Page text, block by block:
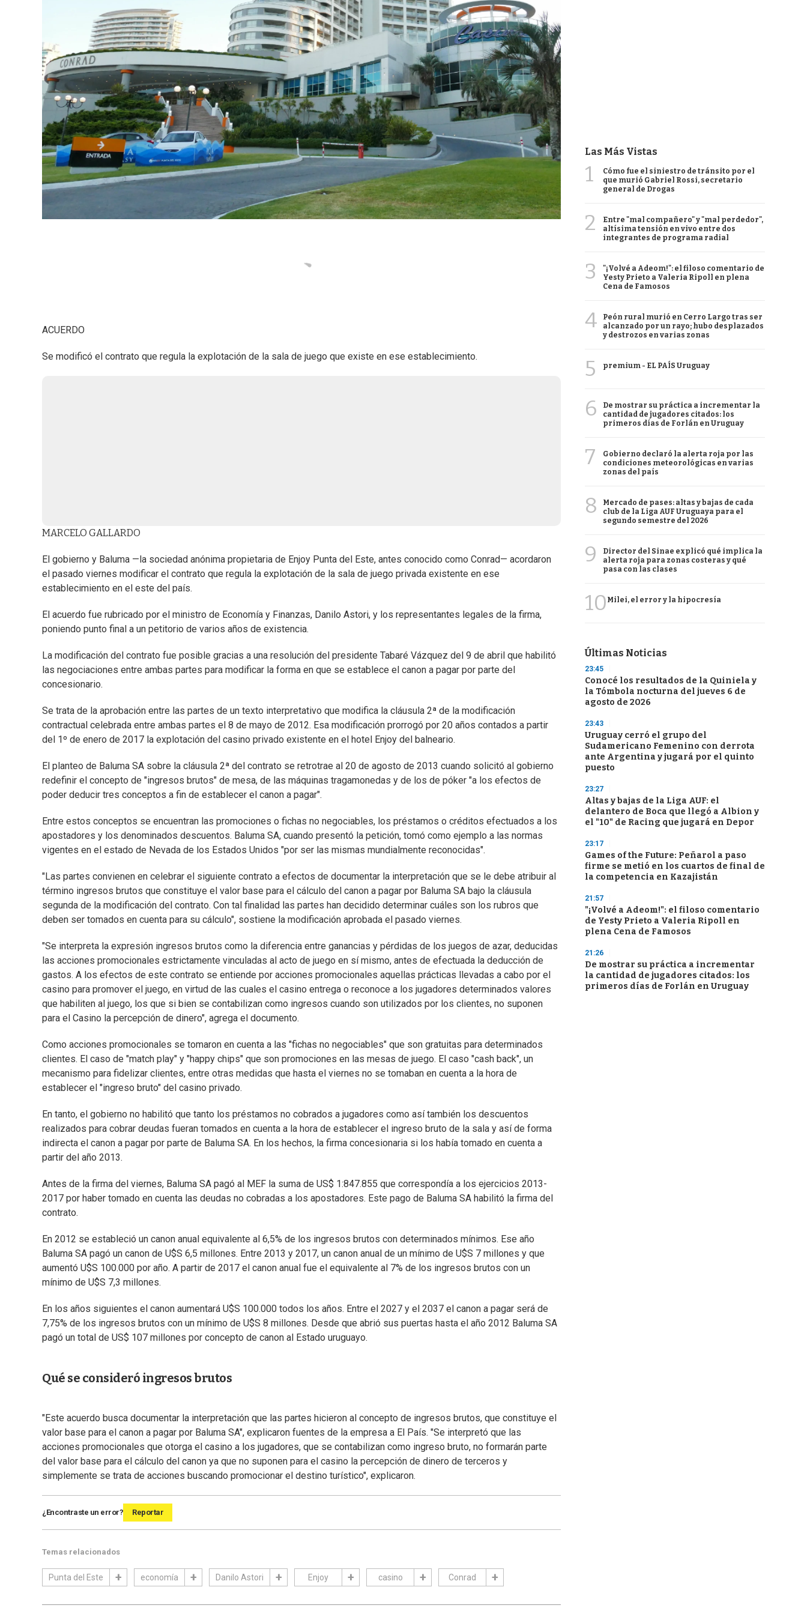
ACUERDO
Se modificó el contrato que regula la explotación de la sala de juego que existe en ese establecimiento.
MARCELO GALLARDO
El gobierno y Baluma —la sociedad anónima propietaria de Enjoy Punta del Este, antes conocido como Conrad— acordaron
el pasado viernes modificar el contrato que regula la explotación de la sala de juego privada existente en ese
establecimiento en el este del país.
El acuerdo fue rubricado por el ministro de Economía y Finanzas, Danilo Astori, y los representantes legales de la firma,
poniendo punto final a un petitorio de varios años de existencia.
La modificación del contrato fue posible gracias a una resolución del presidente Tabaré Vázquez del 9 de abril que habilitó
las negociaciones entre ambas partes para modificar la forma en que se establece el canon a pagar por parte del
concesionario.
Se trata de la aprobación entre las partes de un texto interpretativo que modifica la cláusula 2ª de la modificación
contractual celebrada entre ambas partes el 8 de mayo de 2012. Esa modificación prorrogó por 20 años contados a partir
del 1º de enero de 2017 la explotación del casino privado existente en el hotel Enjoy del balneario.
El planteo de Baluma SA sobre la cláusula 2ª del contrato se retrotrae al 20 de agosto de 2013 cuando solicitó al gobierno
redefinir el concepto de "ingresos brutos" de mesa, de las máquinas tragamonedas y de los de póker "a los efectos de
poder deducir tres conceptos a fin de establecer el canon a pagar".
Entre estos conceptos se encuentran las promociones o fichas no negociables, los préstamos o créditos efectuados a los
apostadores y los denominados descuentos. Baluma SA, cuando presentó la petición, tomó como ejemplo a las normas
vigentes en el estado de Nevada de los Estados Unidos "por ser las mismas mundialmente reconocidas".
"Las partes convienen en celebrar el siguiente contrato a efectos de documentar la interpretación que se le debe atribuir al
término ingresos brutos que constituye el valor base para el cálculo del canon a pagar por Baluma SA bajo la cláusula
segunda de la modificación del contrato. Con tal finalidad las partes han decidido determinar cuáles son los rubros que
deben ser tomados en cuenta para su cálculo", sostiene la modificación aprobada el pasado viernes.
"Se interpreta la expresión ingresos brutos como la diferencia entre ganancias y pérdidas de los juegos de azar, deducidas
las acciones promocionales estrictamente vinculadas al acto de juego en sí mismo, antes de efectuada la deducción de
gastos. A los efectos de este contrato se entiende por acciones promocionales aquellas prácticas llevadas a cabo por el
casino para promover el juego, en virtud de las cuales el casino entrega o reconoce a los jugadores determinados valores
que habiliten al juego, los que si bien se contabilizan como ingresos cuando son utilizados por los clientes, no suponen
para el Casino la percepción de dinero", agrega el documento.
Como acciones promocionales se tomaron en cuenta a las "fichas no negociables" que son gratuitas para determinados
clientes. El caso de "match play" y "happy chips" que son promociones en las mesas de juego. El caso "cash back", un
mecanismo para fidelizar clientes, entre otras medidas que hasta el viernes no se tomaban en cuenta a la hora de
establecer el "ingreso bruto" del casino privado.
En tanto, el gobierno no habilitó que tanto los préstamos no cobrados a jugadores como así también los descuentos
realizados para cobrar deudas fueran tomados en cuenta a la hora de establecer el ingreso bruto de la sala y así de forma
indirecta el canon a pagar por parte de Baluma SA. En los hechos, la firma concesionaria si los había tomado en cuenta a
partir del año 2013.
Antes de la firma del viernes, Baluma SA pagó al MEF la suma de US$ 1:847.855 que correspondía a los ejercicios 2013-
2017 por haber tomado en cuenta las deudas no cobradas a los apostadores. Este pago de Baluma SA habilitó la firma del
contrato.
En 2012 se estableció un canon anual equivalente al 6,5% de los ingresos brutos con determinados mínimos. Ese año
Baluma SA pagó un canon de U$S 6,5 millones. Entre 2013 y 2017, un canon anual de un mínimo de U$S 7 millones y que
aumentó U$S 100.000 por año. A partir de 2017 el canon anual fue el equivalente al 7% de los ingresos brutos con un
mínimo de U$S 7,3 millones.
En los años siguientes el canon aumentará U$S 100.000 todos los años. Entre el 2027 y el 2037 el canon a pagar será de
7,75% de los ingresos brutos con un mínimo de U$S 8 millones. Desde que abrió sus puertas hasta el año 2012 Baluma SA
pagó un total de US$ 107 millones por concepto de canon al Estado uruguayo.
Qué se consideró ingresos brutos
"Este acuerdo busca documentar la interpretación que las partes hicieron al concepto de ingresos brutos, que constituye el
valor base para el canon a pagar por Baluma SA", explicaron fuentes de la empresa a El País. "Se interpretó que las
acciones promocionales que otorga el casino a los jugadores, que se contabilizan como ingreso bruto, no formarán parte
del valor base para el cálculo del canon ya que no suponen para el casino la percepción de dinero de terceros y
simplemente se trata de acciones buscando promocionar el destino turístico", explicaron.
¿Encontraste un error? Reportar
Temas relacionados
Punta del Este economía Danilo Astori Enjoy casino Conrad
Las Más Vistas
1
Cómo fue el siniestro de tránsito por el
que murió Gabriel Rossi, secretario
general de Drogas
2
Entre "mal compañero" y "mal perdedor",
altísima tensión en vivo entre dos
integrantes de programa radial
3
"¡Volvé a Adeom!": el filoso comentario de
Yesty Prieto a Valeria Ripoll en plena
Cena de Famosos
4
Peón rural murió en Cerro Largo tras ser
alcanzado por un rayo; hubo desplazados
y destrozos en varias zonas
5 premium - EL PAÍS Uruguay
6
De mostrar su práctica a incrementar la
cantidad de jugadores citados: los
primeros días de Forlán en Uruguay
7
Gobierno declaró la alerta roja por las
condiciones meteorológicas en varias
zonas del país
8
Mercado de pases: altas y bajas de cada
club de la Liga AUF Uruguaya para el
segundo semestre del 2026
9
Director del Sinae explicó qué implica la
alerta roja para zonas costeras y qué
pasa con las clases
10 Milei, el error y la hipocresía
Últimas Noticias
23:45
Conocé los resultados de la Quiniela y
la Tómbola nocturna del jueves 6 de
agosto de 2026
23:43
Uruguay cerró el grupo del
Sudamericano Femenino con derrota
ante Argentina y jugará por el quinto
puesto
23:27
Altas y bajas de la Liga AUF: el
delantero de Boca que llegó a Albion y
el "10" de Racing que jugará en Depor
23:17
Games of the Future: Peñarol a paso
firme se metió en los cuartos de final de
la competencia en Kazajistán
21:57
"¡Volvé a Adeom!": el filoso comentario
de Yesty Prieto a Valeria Ripoll en
plena Cena de Famosos
21:26
De mostrar su práctica a incrementar
la cantidad de jugadores citados: los
primeros días de Forlán en Uruguay